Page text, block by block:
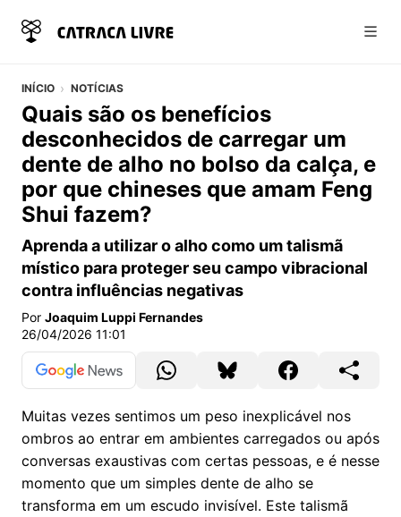
INÍCIO NOTÍCIAS
Quais são os benefícios
desconhecidos de carregar um
dente de alho no bolso da calça, e
por que chineses que amam Feng
Shui fazem?
Aprenda a utilizar o alho como um talismã
místico para proteger seu campo vibracional
contra influências negativas
Por Joaquim Luppi Fernandes
26/04/2026 11:01
Muitas vezes sentimos um peso inexplicável nos
ombros ao entrar em ambientes carregados ou após
conversas exaustivas com certas pessoas, e é nesse
momento que um simples dente de alho se
transforma em um escudo invisível. Este talismã